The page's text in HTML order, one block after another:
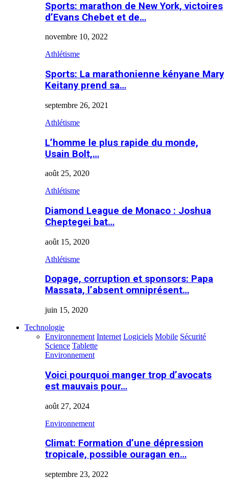
Sports: marathon de New York, victoires
d’Evans Chebet et de…
novembre 10, 2022
Athlétisme
Sports: La marathonienne kényane Mary
Keitany prend sa…
septembre 26, 2021
Athlétisme
L’homme le plus rapide du monde,
Usain Bolt,…
août 25, 2020
Athlétisme
Diamond League de Monaco : Joshua
Cheptegei bat…
août 15, 2020
Athlétisme
Dopage, corruption et sponsors: Papa
Massata, l’absent omniprésent…
juin 15, 2020
Technologie
Environnement Internet Logiciels Mobile Sécurité
Science Tablette
Environnement
Voici pourquoi manger trop d’avocats
est mauvais pour…
août 27, 2024
Environnement
Climat: Formation d’une dépression
tropicale, possible ouragan en…
septembre 23, 2022